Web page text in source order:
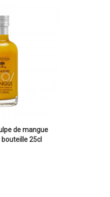
de mangue
25cl